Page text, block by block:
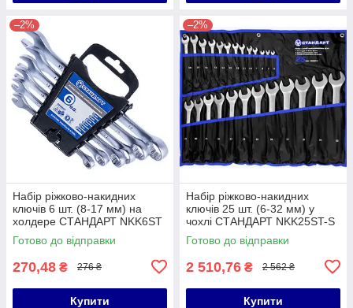
–2%
Набір ріжково-накидних
ключів 6 шт. (8-17 мм) на
холдере СТАНДАРТ NKK6ST
Готово до відправки
270,48 ₴ 276 ₴
Купити
–2%
Набір ріжково-накидних
ключів 25 шт. (6-32 мм) у
чохлі СТАНДАРТ NKK25ST-S
Готово до відправки
2 510,76 ₴ 2 562 ₴
Купити